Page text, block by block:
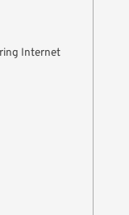
Internet